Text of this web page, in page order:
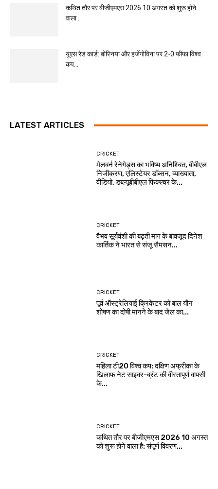
कथित तौर पर बीजीएमएस 2026 10 अगस्त को शुरू होने
वाला...
यूएस रेड कार्ड: बोस्निया और हर्जेगोविना पर 2-0 फीफा विश्व
कप...
LATEST ARTICLES
CRICKET
मेलबर्न रेनेगेड्स का भविष्य अनिश्चित, बीबीएल
निजीकरण, एलिस्टेयर डॉब्सन, व्याख्याता,
वीडियो, डब्ल्यूबीबीएल फिक्स्चर के...
CRICKET
वैभव सूर्यवंशी की बढ़ती मांग के बावजूद दिनेश
कार्तिक ने भारत से संजू सैमसन...
CRICKET
पूर्व ऑस्ट्रेलियाई क्रिकेटर को बाल यौन
शोषण का दोषी मानने के बाद जेल का...
CRICKET
महिला टी20 विश्व कप: दक्षिण अफ्रीका के
खिलाफ नेट साइवर-ब्रंट की वीरतापूर्ण वापसी
के...
CRICKET
कथित तौर पर बीजीएमएस 2026 10 अगस्त
को शुरू होने वाला है: संपूर्ण विवरण...